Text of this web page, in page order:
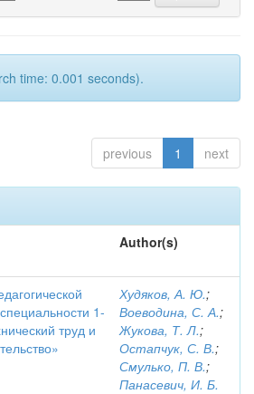
time: 0.001 seconds).
previous 1 next
Author(s)
1-
труд и
Худяков, А. Ю.;
Воеводина, С. А.;
Жукова, Т. Л.;
Остапчук, С. В.;
Смулько, П. В.;
Панасевич, И. Б.